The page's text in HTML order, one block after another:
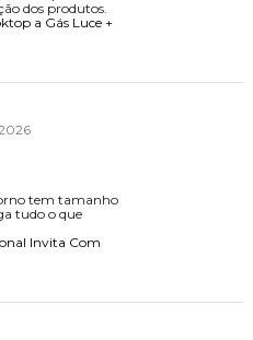
dos produtos.
a Gás Luce +
tem tamanho
tudo o que
Invita Com